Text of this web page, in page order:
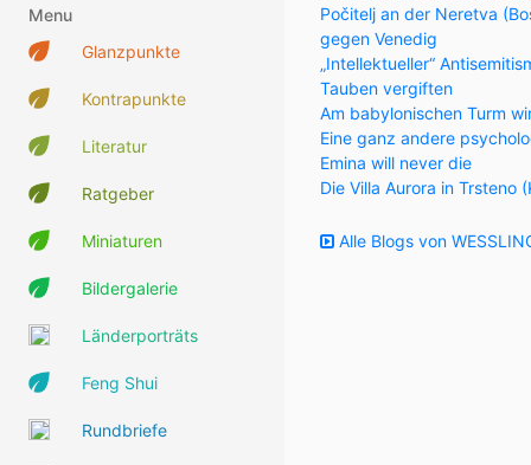
Menu
Glanzpunkte
Kontrapunkte
Literatur
Ratgeber
Miniaturen
Bildergalerie
Länderporträts
Feng Shui
Rundbriefe
Počitelj an der Neretva
gegen Venedig
„Intellektueller“
Tauben vergiften
Am babylonischen Turm
Eine ganz andere
Emina will never die
Die Villa Aurora in Trsteno
Alle Blogs von